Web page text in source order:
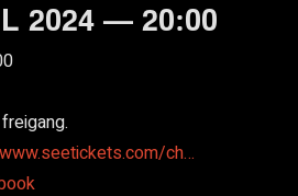
2024 — 20:00
ch…